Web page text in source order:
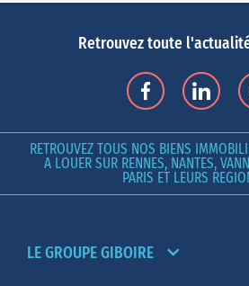
Retrouvez toute
RETROUVEZ TOUS NOS BIENS
A LOUER SUR RENNES, NANTES,
PARIS ET LEURS
LE GROUPE GIBOIRE